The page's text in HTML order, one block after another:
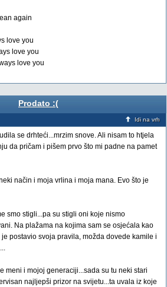
again
love you
love you
love you
Prodato :(
Idi na vrh
se drhteći...mrzim snove. Ali nisam to htjela
da pričam i pišem prvo što mi padne na pamet
način i moja vrlina i moja mana. Evo što je
smo stigli...pa su stigli oni koje nismo
Na plažama na kojima sam se osjećala kao
postavio svoja pravila, možda dovede kamile i
meni i mojoj generaciji...sada su tu neki stari
najljepši prizor na svijetu...ta uvala iz koje